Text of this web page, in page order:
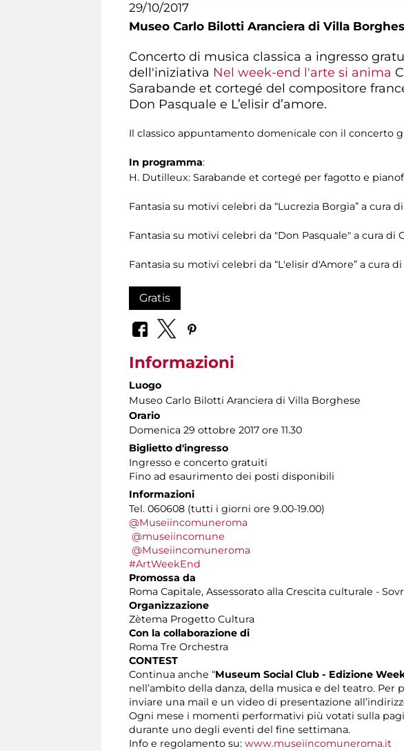
29/10/2017
Museo Carlo Bilotti Aranciera di Villa
Concerto di musica classica a ingresso
dell'iniziativa Nel week-end l'arte si anima
Sarabande et cortegé del compositore
Don Pasquale e L’elisir d’amore.
Il classico appuntamento domenicale con il concerto
In programma:
H. Dutilleux: Sarabande et cortegé per fagotto e
Fantasia su motivi celebri da “Lucrezia Borgia” a cura
Fantasia su motivi celebri da "Don Pasquale" a cura di
Fantasia su motivi celebri da “L'elisir d'Amore” a cura
Gratis
Informazioni
Luogo
Museo Carlo Bilotti Aranciera di Villa Borghese
Orario
Domenica 29 ottobre 2017 ore 11.30
Biglietto d'ingresso
Ingresso e concerto gratuiti
Fino ad esaurimento dei posti disponibili
Informazioni
Tel. 060608 (tutti i giorni ore 9.00-19.00)
@Museiincomuneroma
@museiincomune
@Museiincomuneroma
#ArtWeekEnd
Promossa da
Roma Capitale, Assessorato alla Crescita culturale -
Organizzazione
Zètema Progetto Cultura
Con la collaborazione di
Roma Tre Orchestra
CONTEST
Continua anche “Museum Social Club - Edizione
nell’ambito della danza, della musica e del teatro.
inviare una mail e un video di presentazione
Ogni mese i momenti performativi più votati sulla
durante uno degli eventi del fine settimana.
Info e regolamento su: www.museiincomuneroma.it